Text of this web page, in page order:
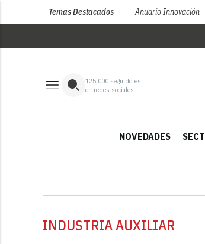
Temas Destacados Anuario Innovación
125,000 seguidores
en redes sociales
NOVEDADES
INDUSTRIA AUXILIAR